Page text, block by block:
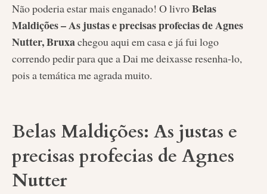
Não poderia estar mais enganado! O livroBelas
Maldições – As justas e precisas profecias de Agnes
Nutter, Bruxachegou aqui em casa e já fui logo
correndo pedir para que a Dai me deixasse resenha-lo,
pois a temática me agrada muito.
Belas Maldições: As justas e
precisas profecias de Agnes
Nutter